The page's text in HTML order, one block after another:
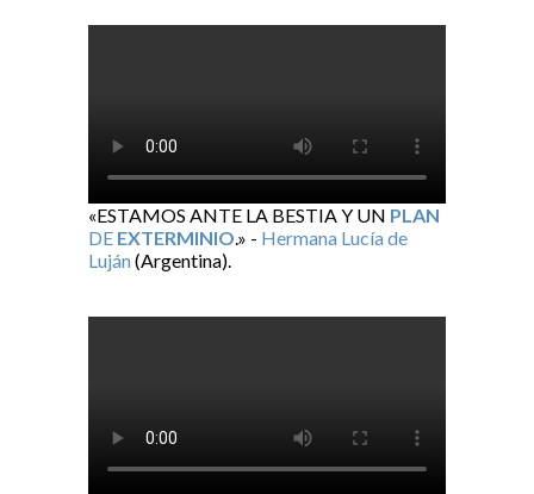
«ESTAMOS ANTE LA BESTIA Y UN PLAN
DE EXTERMINIO.» - Hermana Lucía de
Luján(Argentina).